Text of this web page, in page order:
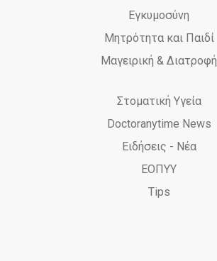
Εγκυμοσύνη
Μητρότητα και Παιδί
Μαγειρική & Διατροφή
Στοματική Υγεία
Doctoranytime News
Ειδήσεις - Νέα
ΕΟΠΥΥ
Tips